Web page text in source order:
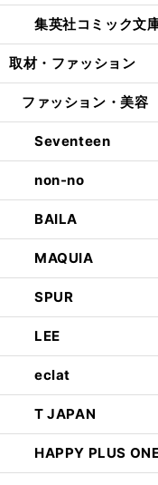
集英社コミック文
取材・ファッション
ファッション・美容
Seventeen
non-no
BAILA
MAQUIA
SPUR
LEE
eclat
T JAPAN
HAPPY PLUS